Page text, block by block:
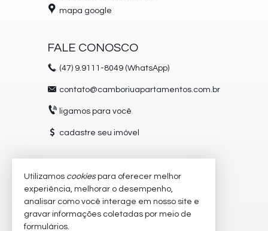
mapa google
FALE CONOSCO
(47) 9.9111-8049 (WhatsApp)
contato@camboriuapartamentos.com.br
ligamos para você
cadastre seu imóvel
VEJA MAIS
receba nosso newsletter
Utilizamos cookiespara oferecer melhor
experiência, melhorar o desempenho,
analisar como você interage em nosso site e
gravar informações coletadas por meio de
formulários.